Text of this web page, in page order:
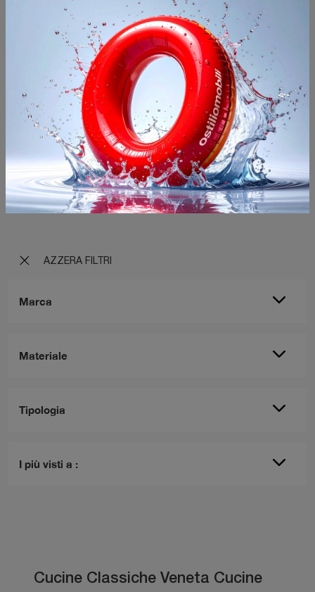
AZZERA FILTRI
Marca
Materiale
Tipologia
I più visti a :
Pavese con penisola
Tempo di progettare la zona cucina? Scegli il modello Pavese con penisola Veneta Cucine tra le nostre Cucine Classiche con penisola.
Cucine Classiche Veneta Cucine